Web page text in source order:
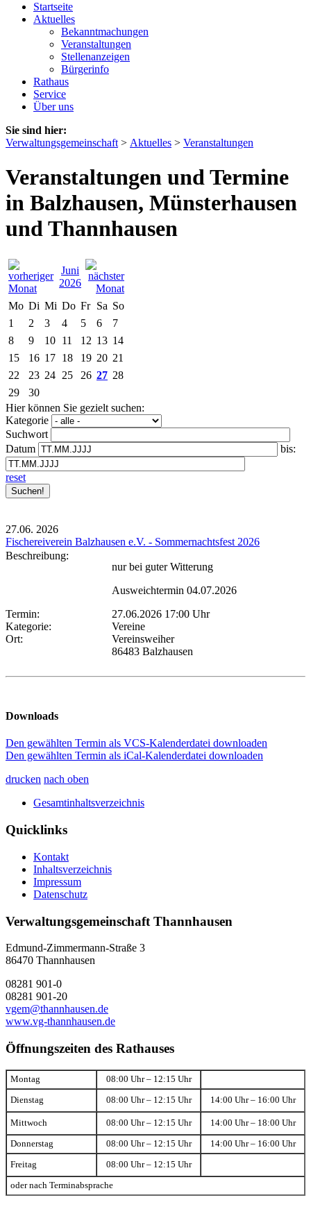
Startseite
Aktuelles
Bekanntmachungen
Veranstaltungen
Stellenanzeigen
Bürgerinfo
Rathaus
Service
Über uns
Sie sind hier:
Verwaltungsgemeinschaft > Aktuelles > Veranstaltungen
Veranstaltungen und Termine
in Balzhausen, Münsterhausen
und Thannhausen
Juni
2026
Mo Di Mi Do Fr Sa So
1
2 3 4 5 6
7
8
9 10 11 12 13 14
15
16 17 18 19 20 21
22
23 24 25 26 27 28
29
30
Hier können Sie gezielt suchen:
Kategorie
Suchwort
Datum
bis:
reset
27.06. 2026
Fischereiverein Balzhausen e.V. - Sommernachtsfest 2026
Beschreibung:
nur bei guter Witterung
Ausweichtermin 04.07.2026
Termin:
27.06.2026 17:00 Uhr
Kategorie:
Vereine
Ort:
Vereinsweiher
86483 Balzhausen
Downloads
Den gewählten Termin als VCS-Kalenderdatei downloaden
Den gewählten Termin als iCal-Kalenderdatei downloaden
drucken nach oben
Gesamtinhaltsverzeichnis
Quicklinks
Kontakt
Inhaltsverzeichnis
Impressum
Datenschutz
Verwaltungsgemeinschaft Thannhausen
Edmund-Zimmermann-Straße 3
86470 Thannhausen
08281 901-0
08281 901-20
vgem@thannhausen.de
www.vg-thannhausen.de
Öffnungszeiten des Rathauses
Montag 08:00 Uhr – 12:15 Uhr
Dienstag 08:00 Uhr – 12:15 Uhr 14:00 Uhr – 16:00 Uhr
Mittwoch 08:00 Uhr – 12:15 Uhr 14:00 Uhr – 18:00 Uhr
Donnerstag 08:00 Uhr – 12:15 Uhr 14:00 Uhr – 16:00 Uhr
Freitag 08:00 Uhr – 12:15 Uhr
oder nach Terminabsprache